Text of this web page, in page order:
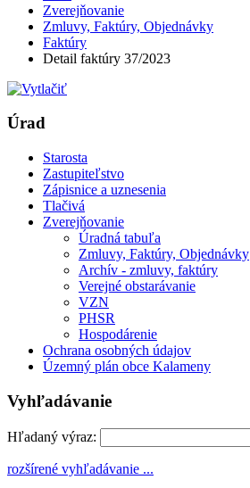
Zverejňovanie
Zmluvy, Faktúry, Objednávky
Faktúry
Detail faktúry 37/2023
Úrad
Starosta
Zastupiteľstvo
Zápisnice a uznesenia
Tlačivá
Zverejňovanie
Úradná tabuľa
Zmluvy, Faktúry, Objednávky
Archív - zmluvy, faktúry
Verejné obstarávanie
VZN
PHSR
Hospodárenie
Ochrana osobných údajov
Územný plán obce Kalameny
Vyhľadávanie
Hľadaný výraz:
rozšírené vyhľadávanie ...